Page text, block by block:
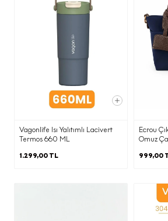
Vagonlife Isı Yalıtımlı Lacivert
Termos 660 ML
1.299,00 TL
Ecrou
Omuz
999,00
Pazarlama süreçlerinin
adına iş ortağımız
Ticari elektronik ileti
birlikte çalıştığımız
KVKK’nın 9. Maddesi
posta altyapısının
nedeniyle